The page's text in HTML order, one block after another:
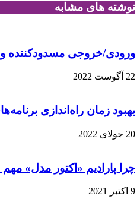
نوشته های مشابه
ورودی/خروجی مسدودکننده و
22 آگوست 2022
بهبود زمان راه‌اندازی
20 جولای 2022
چرا پارادیم «اکتور مدل»
9 اکتبر 2021